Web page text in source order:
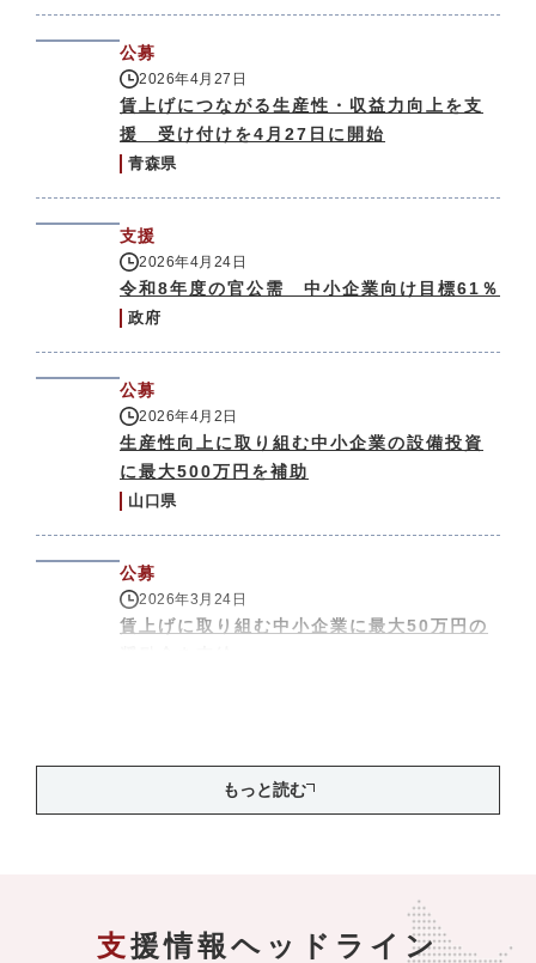
公募
2026年4月27日
賃上げにつながる生産性・収益力向上を支
援 受け付けを4月27日に開始
青森県
支援
2026年4月24日
令和8年度の官公需 中小企業向け目標61％
政府
公募
2026年4月2日
生産性向上に取り組む中小企業の設備投資
に最大500万円を補助
山口県
公募
2026年3月24日
賃上げに取り組む中小企業に最大50万円の
もっと読む
支援情報ヘッドライン